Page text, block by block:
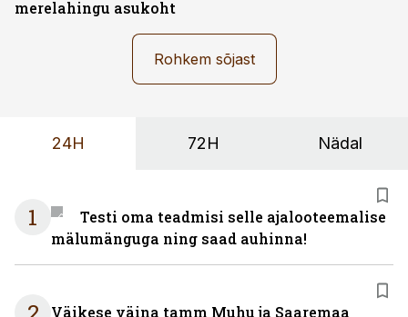
merelahingu asukoht
Rohkem sõjast
24H 72H Nädal
1
Testi oma teadmisi selle ajalooteemalise
mälumänguga ning saad auhinna!
Väikese väina tamm Muhu ja Saaremaa